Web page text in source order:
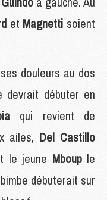
et Magnetti soient
douleurs au dos
devrait débuter en
qui revient de
ailes, Del Castillo
le jeune Mboup le
débuterait sur